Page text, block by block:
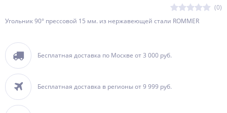
(0)
Угольник 90° прессовой 15 мм. из нержавеющей стали ROMMER
Бесплатная доставка по Москве от 3 000 руб.
Бесплатная доставка в регионы от 9 999 руб.